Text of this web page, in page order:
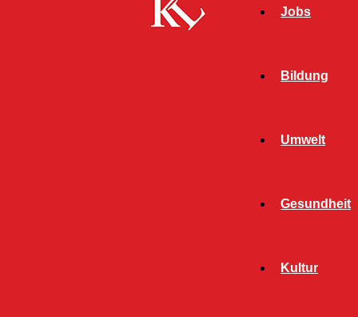
Jobs
Bildung
Umwelt
Gesundheit
Kultur